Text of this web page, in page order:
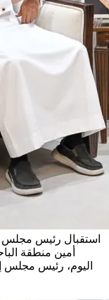
استقبال رئيس مجلس
أمين منطقة
اليوم، رئيس مجلس